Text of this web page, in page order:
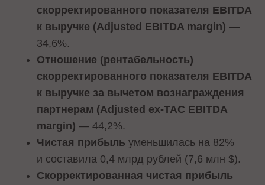
скорректированного показателя EBITDA
к выручке (Adjusted EBITDA margin) —
34,6%.
Отношение (рентабельность)
скорректированного показателя EBITDA
к выручке за вычетом вознаграждения
партнерам (Adjusted ex-TAC EBITDA
margin) — 44,2%.
Чистая прибыль уменьшилась на 82%
и составила 0,4 млрд рублей (7,6 млн $).
Скорректированная чистая прибыль